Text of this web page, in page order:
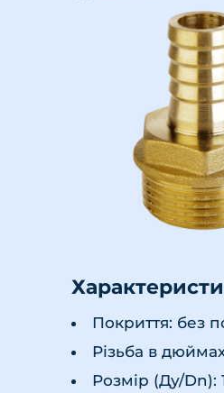
Покриття: без
Різьба в
Розмір (Ду/Dn):